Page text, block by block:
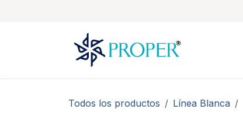
Todos los productos Línea Blanca